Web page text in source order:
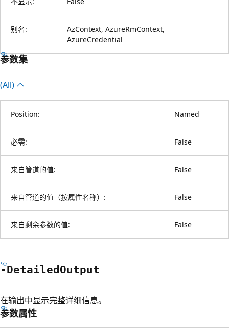
别名:
AzContext, AzureRmContext,
AzureCredential
参数集
(All)
Position: Named
必需: False
来自管道的值: False
来自管道的值（按属性名称）: False
来自剩余参数的值: False
-Detailed Output
在输出中显示完整详细信息。
参数属性